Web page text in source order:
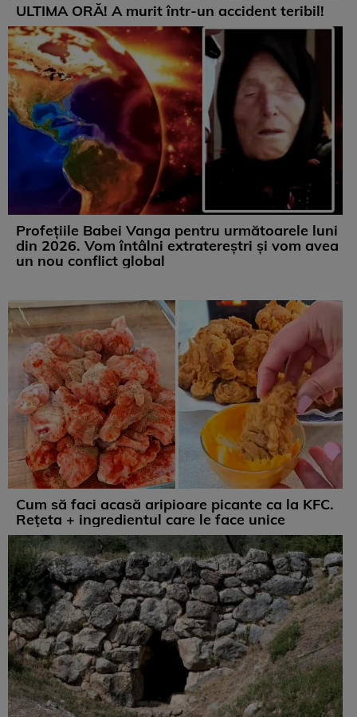
ULTIMA ORĂ! A murit într-un accident teribil!
Profețiile Babei Vanga pentru următoarele luni
din 2026. Vom întâlni extratereștri și vom avea
un nou conflict global
Cum să faci acasă aripioare picante ca la KFC.
Rețeta + ingredientul care le face unice